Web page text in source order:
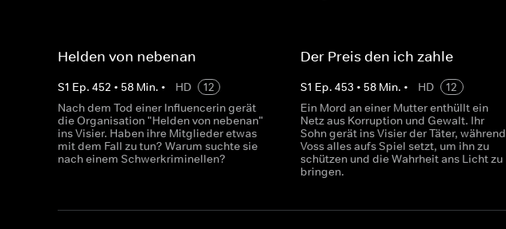
Helden von nebenan
S1 Ep. 452 • 58 Min. • HD
12
Nach dem Tod einer Influencerin gerät
die Organisation "Helden von nebenan"
ins Visier. Haben ihre Mitglieder etwas
mit dem Fall zu tun? Warum suchte sie
nach einem Schwerkriminellen?
Der Preis den ich zahle
S1 Ep.453 • 58 Min. • HD
12
Ein Mord an einer Mutter enthüllt ein
Netz aus Korruption und Gewalt. Ihr
Sohn gerät ins Visier der Täter, während
Voss alles aufs Spiel setzt, um ihn zu
schützen und die Wahrheit ans Licht zu
bringen.